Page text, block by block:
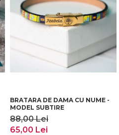
BRATARA DE DAMA CU NUME -
MODEL SUBTIRE
88,00 Lei
65,00 Lei